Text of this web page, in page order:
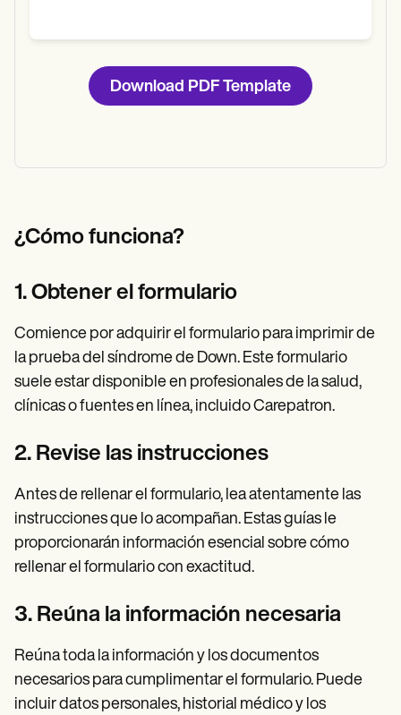
Download PDF Template
¿Cómo funciona?
1. Obtener el formulario
Comience por adquirir el formulario para imprimir de
la prueba del síndrome de Down. Este formulario
suele estar disponible en profesionales de la salud,
clínicas o fuentes en línea, incluido Carepatron.
2. Revise las instrucciones
Antes de rellenar el formulario, lea atentamente las
instrucciones que lo acompañan. Estas guías le
proporcionarán información esencial sobre cómo
rellenar el formulario con exactitud.
3. Reúna la información necesaria
Reúna toda la información y los documentos
necesarios para cumplimentar el formulario. Puede
incluir datos personales, historial médico y los